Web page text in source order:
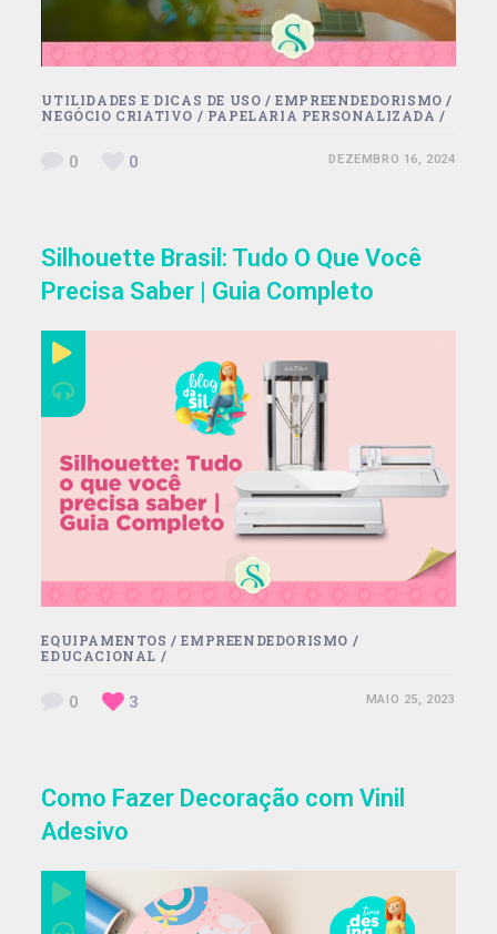
UTILIDADES E DICAS DE USO /EMPREENDEDORISMO /
NEGÓCIO CRIATIVO / PAPELARIA PERSONALIZADA /
0 0 DEZEMBRO 16, 2024
Silhouette Brasil: Tudo O Que Você
Precisa Saber | Guia Completo
EQUIPAMENTOS /EMPREENDEDORISMO /
EDUCACIONAL /
0 3 MAIO 25, 2023
Como Fazer Decoração com Vinil
Adesivo